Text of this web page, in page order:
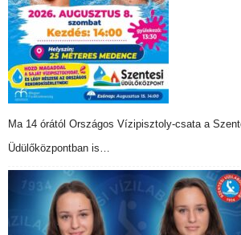
Ma 14 órától Országos Vízipisztoly-csata a
Üdülőközpontban is…